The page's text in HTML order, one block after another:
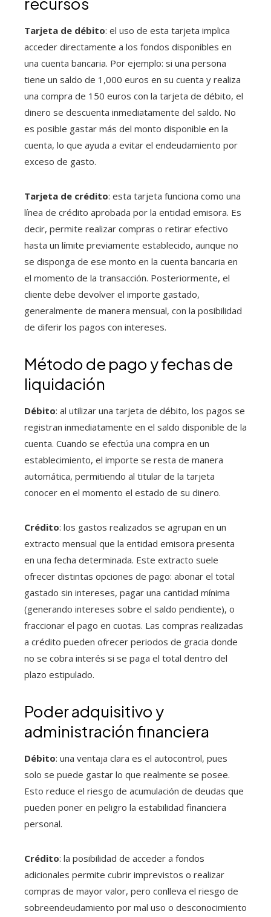
Tarjeta de débito: el uso de esta tarjeta implica
acceder directamente a los fondos disponibles en
una cuenta bancaria. Por ejemplo: si una persona
tiene un saldo de 1,000 euros en su cuenta y realiza
una compra de 150 euros con la tarjeta de débito, el
dinero se descuenta inmediatamente del saldo. No
es posible gastar más del monto disponible en la
cuenta, lo que ayuda a evitar el endeudamiento por
exceso de gasto.
Tarjeta de crédito: esta tarjeta funciona como una
línea de crédito aprobada por la entidad emisora. Es
decir, permite realizar compras o retirar efectivo
hasta un límite previamente establecido, aunque no
se disponga de ese monto en la cuenta bancaria en
el momento de la transacción. Posteriormente, el
cliente debe devolver el importe gastado,
generalmente de manera mensual, con la posibilidad
de diferir los pagos con intereses.
Método de pago y fechas de
liquidación
Débito: al utilizar una tarjeta de débito, los pagos se
registran inmediatamente en el saldo disponible de la
cuenta. Cuando se efectúa una compra en un
establecimiento, el importe se resta de manera
automática, permitiendo al titular de la tarjeta
conocer en el momento el estado de su dinero.
Crédito: los gastos realizados se agrupan en un
extracto mensual que la entidad emisora presenta
en una fecha determinada. Este extracto suele
ofrecer distintas opciones de pago: abonar el total
gastado sin intereses, pagar una cantidad mínima
(generando intereses sobre el saldo pendiente), o
fraccionar el pago en cuotas. Las compras realizadas
a crédito pueden ofrecer periodos de gracia donde
no se cobra interés si se paga el total dentro del
plazo estipulado.
Poder adquisitivo y
administración financiera
Débito: una ventaja clara es el autocontrol, pues
solo se puede gastar lo que realmente se posee.
Esto reduce el riesgo de acumulación de deudas que
pueden poner en peligro la estabilidad financiera
personal.
Crédito: la posibilidad de acceder a fondos
adicionales permite cubrir imprevistos o realizar
compras de mayor valor, pero conlleva el riesgo de
sobreendeudamiento por mal uso o desconocimiento